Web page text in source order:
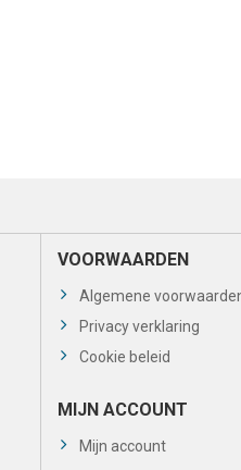
VOORWAARDEN
Algemene
Privacy verklaring
Cookie beleid
MIJN ACCOUNT
Mijn account